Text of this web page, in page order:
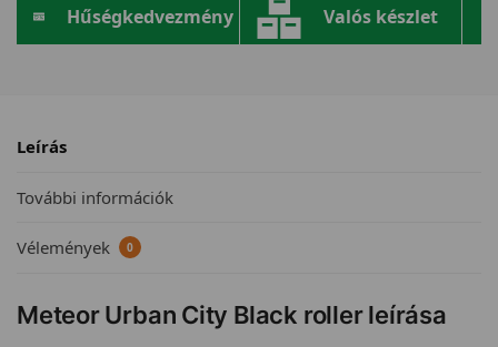
Hűségkedvezmény Valós készlet
Leírás
További információk
Vélemények 0
Meteor Urban City Black roller leírása